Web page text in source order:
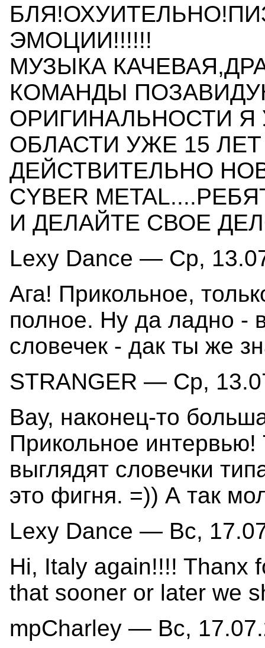
ЭМОЦИИ!!!!!!
МУЗЫКА
КОМАНДЫ
ОРИГИНАЛЬНОСТИ Я
ОБЛАСТИ УЖЕ 15
ДЕЙСТВИТЕЛЬНО
CYBER
И ДЕЛАЙТЕ СВОЕ
Lexy Dance — Ср,
Ага! Прикольное,
полное. Ну да ладно -
словечек - дак ты же
STRANGER — Ср,
Вау, наконец-то
Прикольное интервью!
выглядят словечки
это фигня. =)) А так
Lexy Dance — Вс,
Hi, Italy again!!!! Thanx
that sooner or later we
mpCharley — Вс,